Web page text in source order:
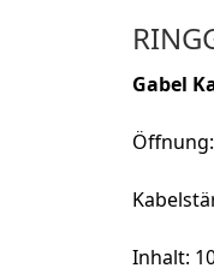
Gabel
Inhalt: